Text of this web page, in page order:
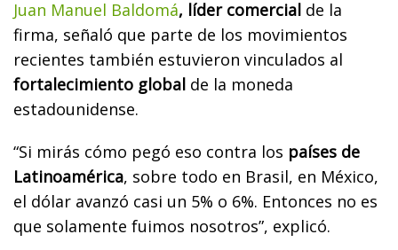
Juan Manuel Baldomá, líder comercial de la
firma, señaló que parte de los movimientos
recientes también estuvieron vinculados al
fortalecimiento global de la moneda
estadounidense.
“Si mirás cómo pegó eso contra los países de
Latinoamérica, sobre todo en Brasil, en México,
el dólar avanzó casi un 5% o 6%. Entonces no es
que solamente fuimos nosotros”, explicó.